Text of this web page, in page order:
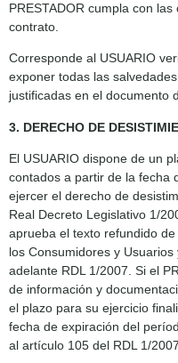
PRESTADOR cumpla con
contrato.
Corresponde al USUARIO
exponer todas las
justificadas en el documento
3. DERECHO DE
El USUARIO dispone de un
contados a partir de la fecha
ejercer el derecho de
Real Decreto Legislativo 1/
aprueba el texto refundido
los Consumidores y
adelante RDL 1/2007. Si el
de información y
el plazo para su ejercicio
fecha de expiración del
al artículo 105 del RDL 1/